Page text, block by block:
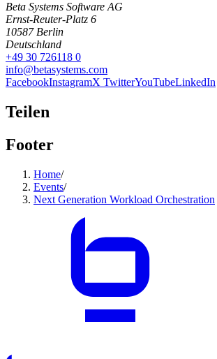
Beta Systems Software AG
Ernst-Reuter-Platz 6
10587 Berlin
Deutschland
+49 30 726118 0
info@betasystems.com
FacebookInstagramX TwitterYouTubeLinkedIn
Teilen
Footer
Home/
Events/
Next Generation Workload Orchestration